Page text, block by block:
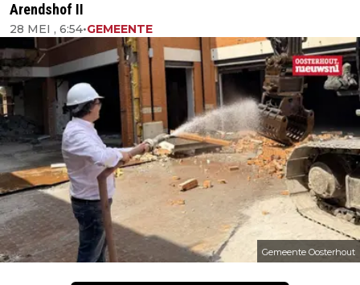
Arendshof II
28 MEI , 6:54•GEMEENTE
Gemeente Oosterhout